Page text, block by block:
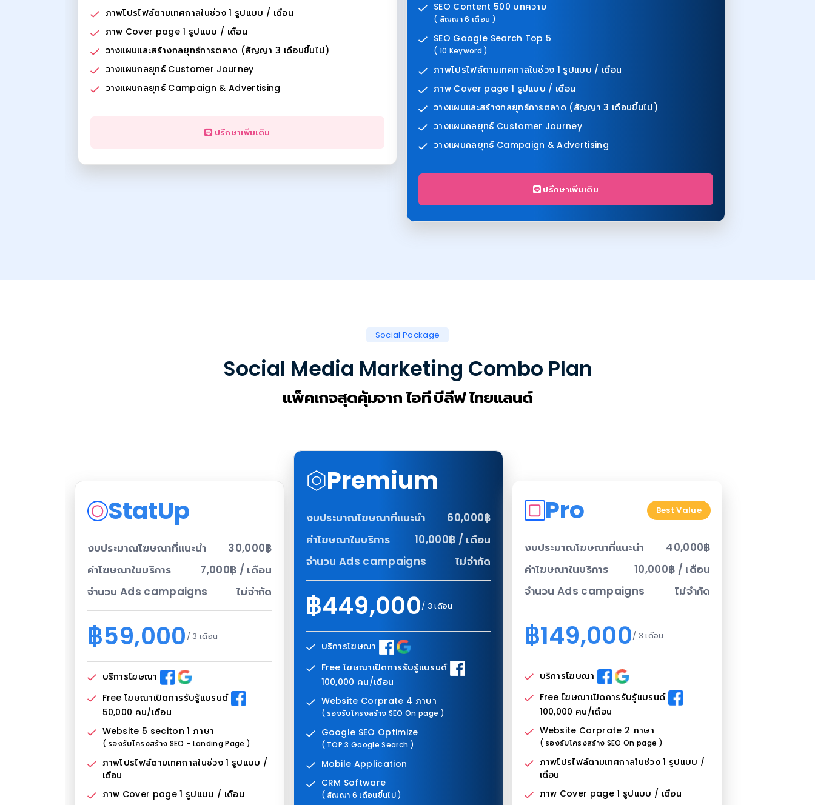
ภาพโปรไฟล์ตามเทศกาลในช่วง 1 รูปแบบ / เดือน
ภาพ Cover page 1 รูปแบบ / เดือน
วางแผนและสร้างกลยุทธ์การตลาด (สัญญา 3 เดือนขึ้นไป)
วางแผนกลยุทธ์ Customer Journey
วางแผนกลยุทธ์ Campaign & Advertising
ปรึกษาเพิ่มเติม
SEO Content 500 บทความ
( สัญญา 6 เดือน )
SEO Google Search Top 5
( 10 Keyword )
ภาพโปรไฟล์ตามเทศกาลในช่วง 1 รูปแบบ / เดือน
ภาพ Cover page 1 รูปแบบ / เดือน
วางแผนและสร้างกลยุทธ์การตลาด (สัญญา 3 เดือนขึ้นไป)
วางแผนกลยุทธ์ Customer Journey
วางแผนกลยุทธ์ Campaign & Advertising
ปรึกษาเพิ่มเติม
Social Package
Social Media Marketing Combo Plan
แพ็คเกจสุดคุ้มจาก ไอที บีลีฟ ไทยแลนด์
StatUp
งบประมาณโฆษณาที่แนะนำ
30,000฿
ค่าโฆษณาในบริการ
7,000฿ / เดือน
จำนวน Ads campaigns
ไม่จำกัด
฿59,000 / 3 เดือน
บริการโฆษณา
Free โฆษณาเปิดการรับรู้แบรนด์
50,000 คน/เดือน
Website 5 seciton 1 ภาษา
( รองรับโครงสร้าง SEO - Landing Page )
ภาพโปรไฟล์ตามเทศกาลในช่วง 1 รูปแบบ /
เดือน
ภาพ Cover page 1 รูปแบบ / เดือน
Premium
งบประมาณโฆษณาที่แนะนำ
60,000฿
ค่าโฆษณาในบริการ
10,000฿ / เดือน
จำนวน Ads campaigns
ไม่จำกัด
฿449,000/ 3 เดือน
บริการโฆษณา
Free โฆษณาเปิดการรับรู้แบรนด์
100,000 คน/เดือน
Website Corprate 4 ภาษา
( รองรับโครงสร้าง SEO On page )
Google SEO Optimize
( TOP 3 Google Search )
Mobile Application
CRM Software
( สัญญา 6 เดือนขึ้นไป )
Pro Best Value
งบประมาณโฆษณาที่แนะนำ
40,000฿
ค่าโฆษณาในบริการ
10,000฿ / เดือน
จำนวน Ads campaigns
ไม่จำกัด
฿149,000/ 3 เดือน
บริการโฆษณา
Free โฆษณาเปิดการรับรู้แบรนด์
100,000 คน/เดือน
Website Corprate 2 ภาษา
( รองรับโครงสร้าง SEO On page )
ภาพโปรไฟล์ตามเทศกาลในช่วง 1 รูปแบบ /
เดือน
ภาพ Cover page 1 รูปแบบ / เดือน